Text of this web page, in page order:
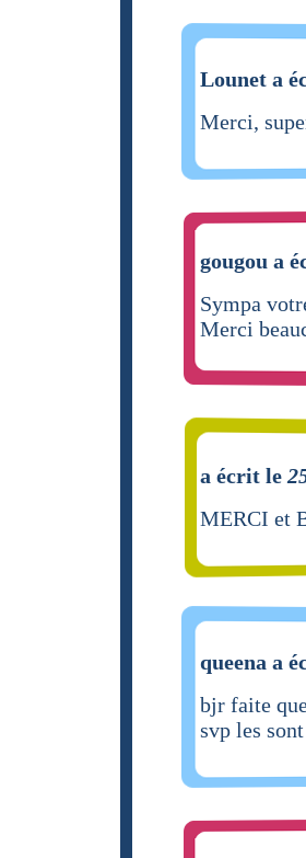
Lounet a
Merci,
gougou a
Sympa
Merci
a écrit le
MERCI et
queena a
bjr faite
svp les